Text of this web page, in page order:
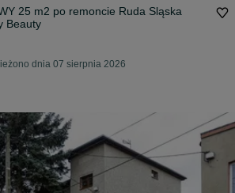
25 m2 po remoncie Ruda Sląska
Beauty
dnia 07 sierpnia 2026